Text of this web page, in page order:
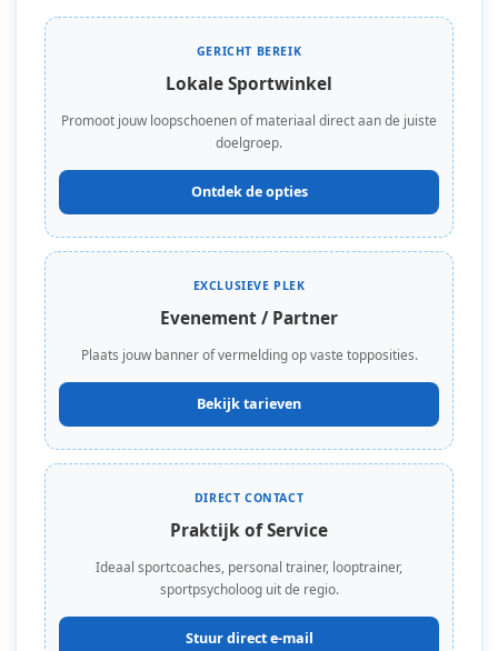
GERICHT BEREIK
Lokale Sportwinkel
Promoot jouw loopschoenen of materiaal direct aan de juiste
doelgroep.
Ontdek de opties
EXCLUSIEVE PLEK
Evenement / Partner
Plaats jouw banner of vermelding op vaste topposities.
Bekijk tarieven
DIRECT CONTACT
Praktijk of Service
Ideaal sportcoaches, personal trainer, looptrainer,
sportpsycholoog uit de regio.
Stuur direct e-mail